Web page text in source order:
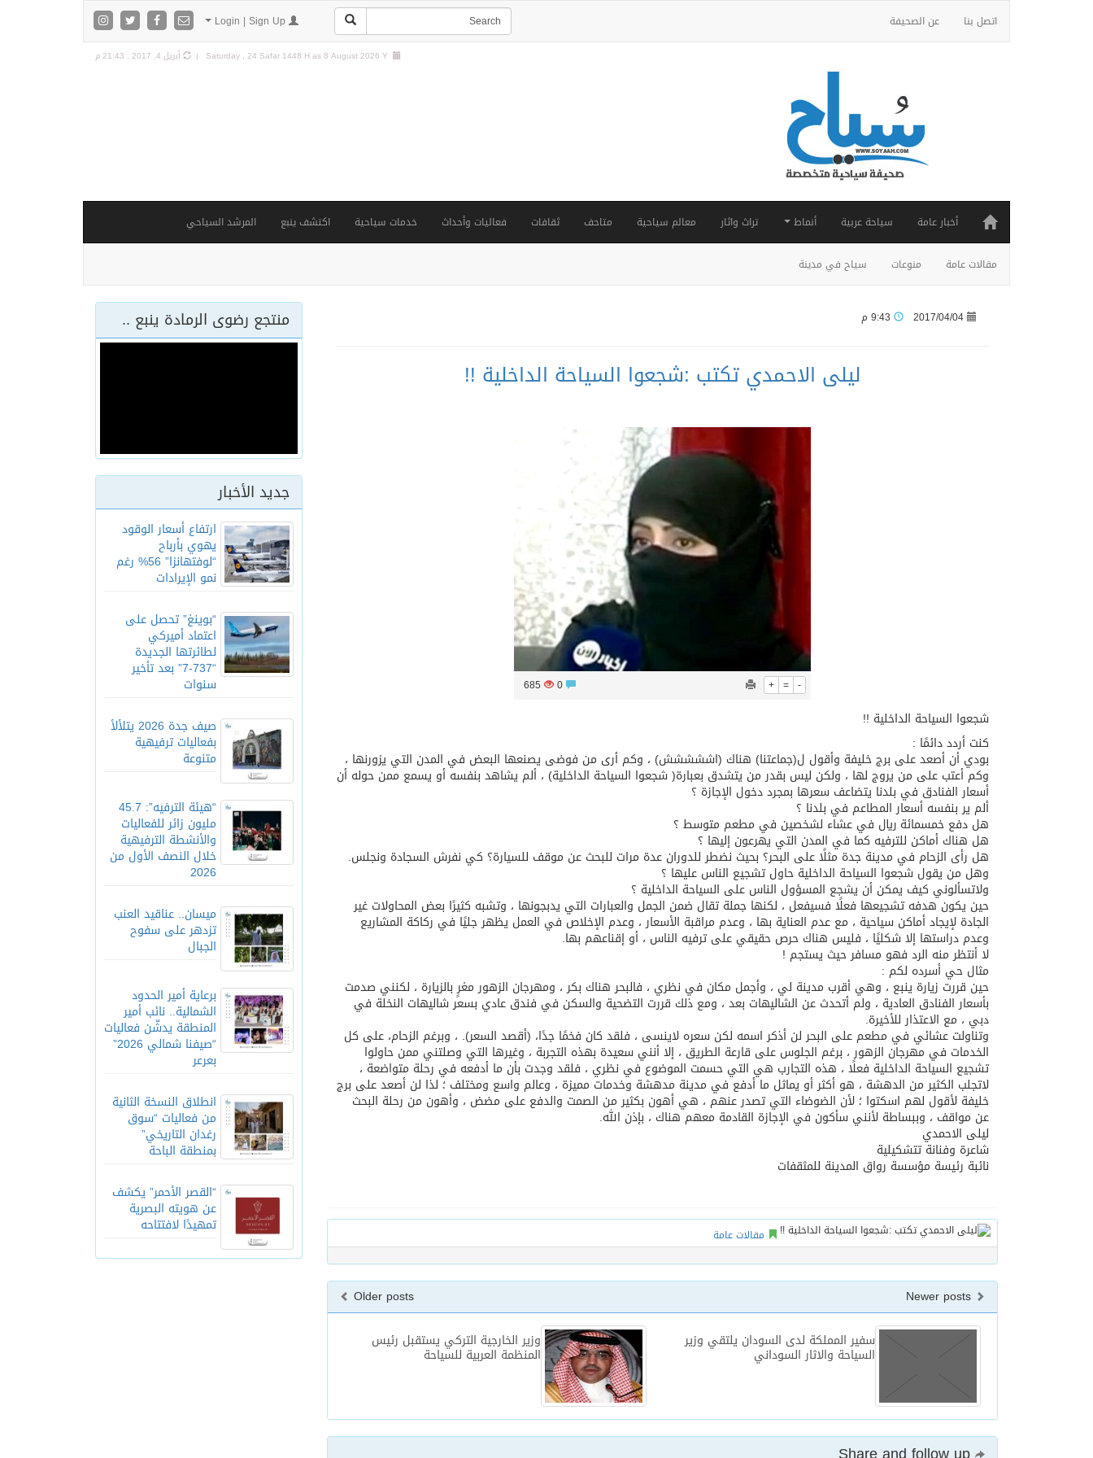
اتصل بنا عن الصحيفة
Saturday , 24 Safar 1448 H as8 August 2026 Y | أبريل 4, 2017 , 21:43 م
أخبار عامة سياحة عربية أنماط تراث واثار معالم سياحية متاحف ثقافات فعاليات وأحداث خدمات سياحية اكتشف ينبع المرشد السياحي
مقالات عامة منوعات سياح في مدينة
منتجع رضوى الرمادة ينبع ..
جديد الأخبار
ارتفاع أسعار الوقود
يهوي بأرباح
“لوفتهانزا” 56% رغم
نمو الإيرادات
“بوينغ” تحصل على
اعتماد أميركي
لطائرتها الجديدة
“737-7” بعد تأخير
سنوات
صيف جدة 2026 يتلألأ
بفعاليات ترفيهية
متنوعة
“هيئة الترفيه”: 45.7
مليون زائر للفعاليات
والأنشطة الترفيهية
خلال النصف الأول من
2026
ميسان.. عناقيد العنب
تزدهر على سفوح
الجبال
برعاية أمير الحدود
الشمالية.. نائب أمير
المنطقة يدشّن فعاليات
“صيفنا شمالي 2026”
بعرعر
انطلاق النسخة الثانية
من فعاليات “سوق
رغدان التاريخي”
بمنطقة الباحة
“القصر الأحمر” يكشف
عن هويته البصرية
تمهيدًا لافتتاحه
2017/04/04
ليلى الاحمدي تكتب :شجعوا السياحة الداخلية !!
+ = -
685
شجعوا السياحة الداخلية !!
كنت أردد دائمًا :
بودي أن أصعد على برج خليفة وأقول ل(جماعتنا) هناك (اششششش) ، وكم أرى من فوضى يصنعها البعض في المدن التي يزورنها ،
وكم أعتب على من يروج لها ، ولكن ليس بقدر من يتشدق بعبارة( شجعوا السياحة الداخلية) ، ألم يشاهد بنفسه أو يسمع ممن حوله أن
أسعار الفنادق في بلدنا يتضاعف سعرها بمجرد دخول الإجازة ؟
ألم ير بنفسه أسعار المطاعم في بلدنا ؟
هل دفع خمسمائة ريال في عشاء لشخصين في مطعم متوسط ؟
هل هناك أماكن للترفيه كما في المدن التي يهرعون إليها ؟
هل رأى الزحام في مدينة جدة مثلًا على البحر؟ بحيث نضطر للدوران عدة مرات للبحث عن موقف للسيارة؟ كي نفرش السجادة ونجلس.
وهل من يقول شجعوا السياحة الداخلية حاول تشجيع الناس عليها ؟
ولاتسألوني كيف يمكن أن يشجع المسؤول الناس على السياحة الداخلية ؟
حين يكون هدفه تشجيعها فعلًا فسيفعل ، لكنها جملة تقال ضمن الجمل والعبارات التي يدبجونها ، وتشبه كثيرًا بعض المحاولات غير
الجادة لإيجاد أماكن سياحية ، مع عدم العناية بها ، وعدم مراقبة الأسعار ، وعدم الإخلاص في العمل يظهر جليًا في ركاكة المشاريع
وعدم دراستها إلا شكليًا ، فليس هناك حرص حقيقي على ترفيه الناس ، أو إقناعهم بها.
لا أنتظر منه الرد فهو مسافر حيث يستجم !
مثال حي أسرده لكم :
حين قررت زيارة ينبع ، وهي أقرب مدينة لي ، وأجمل مكان في نظري ، فالبحر هناك بكر ، ومهرجان الزهور مغرٍ بالزيارة ، لكنني صدمت
بأسعار الفنادق العادية ، ولم أتحدث عن الشاليهات بعد ، ومع ذلك قررت التضحية والسكن في فندق عادي بسعر شاليهات النخلة في
دبي ، مع الاعتذار للأخيرة.
وتناولت عشائي في مطعم على البحر لن أذكر اسمه لكن سعره لاينسى ، فلقد كان فخمًا جدًا، (أقصد السعر). ، وبرغم الزحام، على كل
الخدمات في مهرجان الزهور ، برغم الجلوس على قارعة الطريق ، إلا أنني سعيدة بهذه التجربة ، وغيرها التي وصلتني ممن حاولوا
تشجيع السياحة الداخلية فعلًا ، هذه التجارب هي التي حسمت الموضوع في نظري ، فلقد وجدت بأن ما أدفعه في رحلة متواضعة ،
لاتجلب الكثير من الدهشة ، هو أكثر أو يماثل ما أدفع في مدينة مدهشة وخدمات مميزة ، وعالم واسع ومختلف ؛ لذا لن أصعد على برج
خليفة لأقول لهم اسكتوا ؛ لأن الضوضاء التي تصدر عنهم ، هي أهون بكثير من الصمت والدفع على مضض ، وأهون من رحلة البحث
عن مواقف ، وببساطة لأنني سأكون في الإجازة القادمة معهم هناك ، بإذن الله.
ليلى الاحمدي
شاعرة وفنانة تتشكيلية
نائبة رئيسة مؤسسة رواق المدينة للمثقفات
مقالات عامة
Older posts
وزير الخارجية التركي يستقبل رئيس
المنظمة العربية للسياحة
سفير المملكة لدى السودان يلتقي وزير
السياحة والاثار السوداني